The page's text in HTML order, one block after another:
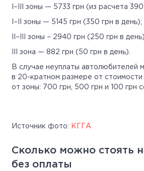
I–III зоны — 5733 грн (из расчета 390
I–II зоны — 5145 грн (350 грн в день);
II–III зоны – 2940 грн (250 грн в
III зона — 882 грн (50 грн в день).
В случае неуплаты автолюбителей
в 20-кратном размере от стоимости
от зоны: 700 грн, 500 грн и 100 грн
Источник фото: КГГА
Сколько можно стоять
без оплаты